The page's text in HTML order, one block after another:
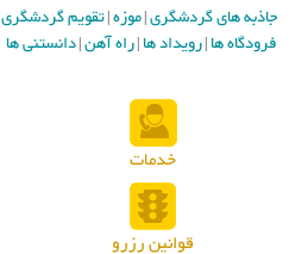
جاذبه های گردشگری|موزه|تقویم گردشگری
فرودگاه ها|رویداد ها|راه آهن|دانستنی ها
خدمات
قوانین رزرو